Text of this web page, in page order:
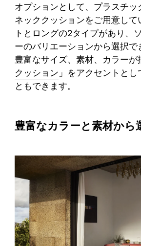
オプションとして、プラスチ
ネッククッションをご用意して
トとロングの2タイプがあり、
ーのバリエーションから選択で
豊富なサイズ、素材、カラーが
クッション」をアクセントとし
ともできます。
豊富なカラーと素材から